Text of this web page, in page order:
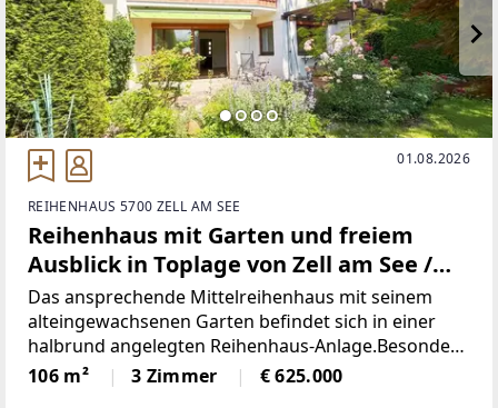
01.08.2026
REIHENHAUS 5700 ZELL AM SEE
Reihenhaus mit Garten und freiem
Ausblick in Toplage von Zell am See /
Schüttdorf
Das ansprechende Mittelreihenhaus mit seinem
alteingewachsenen Garten befindet sich in einer
halbrund angelegten Reihenhaus-Anlage.Besonders
hervorzuheben ist seine zentrale und dennoch
ruhige, sonnige Lage mit freier Aussicht auf die
106 m² 3 Zimmer € 625.000